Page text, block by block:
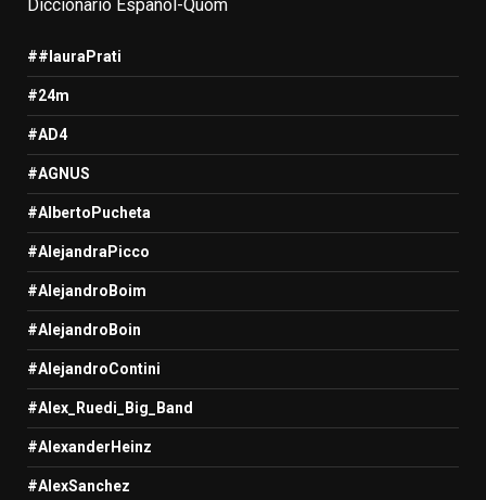
Diccionario Español-Quom
##lauraPrati
#24m
#AD4
#AGNUS
#AlbertoPucheta
#AlejandraPicco
#AlejandroBoim
#AlejandroBoin
#AlejandroContini
#Alex_Ruedi_Big_Band
#AlexanderHeinz
#AlexSanchez